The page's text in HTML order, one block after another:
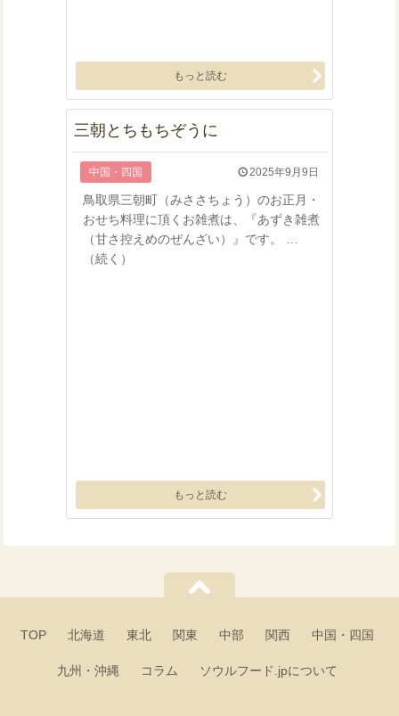
もっと読む
三朝とちもちぞうに
中国・四国 2025年9月9日
鳥取県三朝町（みささちょう）のお正月・
おせち料理に頂くお雑煮は、『あずき雑煮
（甘さ控えめのぜんざい）』です。 …
（続く）
もっと読む
TOP 北海道 東北 関東 中部 関西 中国・四国
九州・沖縄 コラム ソウルフード.jpについて